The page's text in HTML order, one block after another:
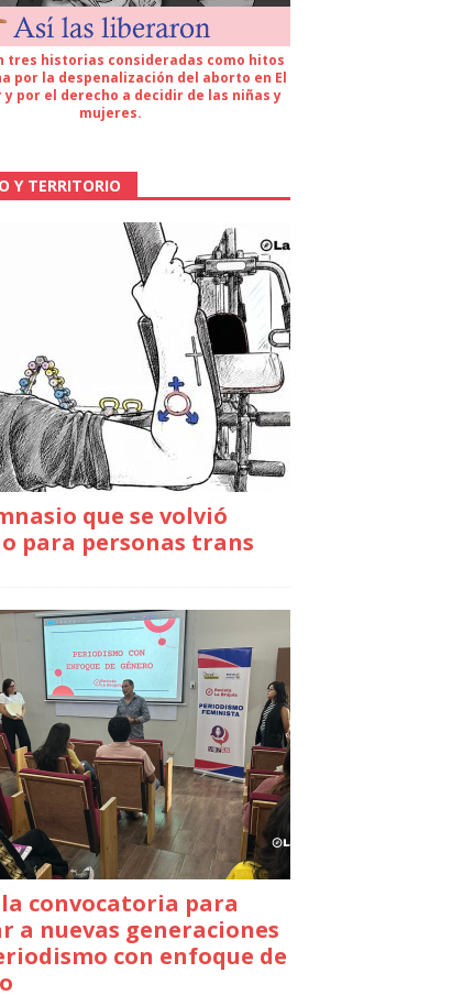
tres historias consideradas como hitos
por la despenalización del aborto en El
y por el derecho a decidir de las niñas y
mujeres.
Y TERRITORIO
que se volvió
para personas trans
convocatoria para
a nuevas generaciones
con enfoque de